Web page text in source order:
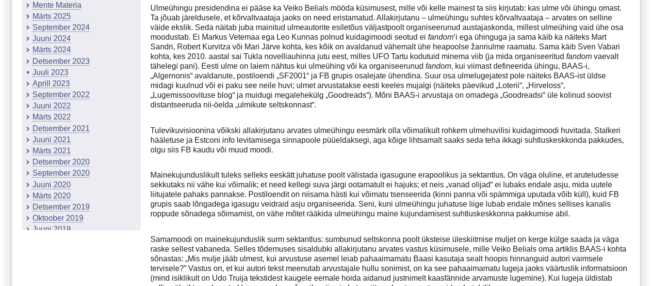
Mente Materia
Märts 2025
September 2024
Juuni 2024
Märts 2024
Detsember 2023
Juuli 2023
Aprill 2023
September 2022
Juuni 2022
Märts 2022
Detsember 2021
Juuni 2021
Märts 2021
Detsember 2020
September 2020
Juuni 2020
Märts 2020
Detsember 2019
Oktoober 2019
Juuni 2019
Ulmeühingu presidendina ei pääse ka Veiko Belials mööda küsimusest, mille või kelle mainest ta siis kirjutab: kas ulme või ühingu omast.
Ta jõuab järeldusele, et kõrvaltvaataja jaoks on need eristamatud. Allakirjutanu – ulmeühingu suhtes kõrvaltvaataja – arvates on selline
väide ekslik. Seda näitab juba mainitud ulmeautorite esiletõus väljastpoolt organiseerunud austajaskonda, millest ulmeühing vaid ühe osa
moodustab. Ei Markus Vetemaa ega Leo Kunnas polnud kuidagimoodi seotud eifandom’i ega ühinguga ja sama käib ka näiteks Mart
Sandri, Robert Kurvitza või Mari Järve kohta, kes kõik on avaldanud vähemalt ühe heapoolse žanriulme raamatu. Sama käib Sven Vabari
kohta, kes 2010. aastal sai Tukla novelliauhinna jutu eest, milles UFO Tartu kodutuid minema viib (ja mida organiseeritudfandom vaevalt
tähelegi pani). Eesti ulme on laiem nähtus kui ulmeühing või ka organiseerunudfandom, kui viimast defineerida ühingu, BAAS-i,
„Algernonis“ avaldanute, postiloendi „SF2001“ ja FB grupis osalejate ühendina. Suur osa ulmelugejatest pole näiteks BAAS-ist üldse
midagi kuulnud või ei paku see neile huvi; ulmet arvustatakse eesti keeles mujalgi (näiteks päevikud „Loterii“, „Hirveloss“,
„Lugemissoovituse blog“ ja muidugi megalehekülg „Goodreads“). Mõni BAAS-i arvustaja on omadega „Goodreadsi“ üle kolinud soovist
distantseeruda nii-öelda „ulmikute seltskonnast“.
Tulevikuvisioonina võikski allakirjutanu arvates ulmeühingu eesmärk olla võimalikult rohkem ulmehuvilisi kuidagimoodi huvitada. Stalkeri
hääletuse ja Estconi info levitamisega sinnapoole püüeldaksegi, aga kõige lihtsamalt saaks seda teha ikkagi suhtluskeskkonda pakkudes,
olgu siis FB kaudu või muud moodi.
Mainekujunduslikult tuleks selleks eeskätt juhatuse poolt välistada igasugune erapoolikus ja sektantlus. On väga oluline, et aruteludesse
sekkutaks nii vähe kui võimalik; et need kellegi suva järgi ootamatult ei hajuks; et neis „vanad olijad“ ei lubaks endale asju, mida uutele
liitujatele pahaks pannakse. Postiloendit on niisama hästi kui võimatu tsenseerida (kinni panna või spämmiga uputada võib küll), kuid FB
grupis saab lõngadega igasugu veidraid asju organiseerida. Seni, kuni ulmeühingu juhatuse liige lubab endale mõnes sellises kanalis
roppude sõnadega sõimamist, on vähe mõtet rääkida ulmeühingu maine kujundamisest suhtluskeskkonna pakkumise abil.
Samamoodi on mainekujunduslik surm sektantlus: sumbunud seltskonna poolt üksteise üleskiitmise muljet on kerge külge saada ja väga
raske sellest vabaneda. Selles tõdemuses sisaldubki allakirjutanu arvates vastus küsimusele, mille Veiko Belials oma artiklis BAAS-i kohta
sõnastas: „Mis mulje jääb ulmest, kui arvustuse asemel leiab pahaaimamatu Baasi kasutaja sealt hoopis hinnanguid autori vaimsele
tervisele?” Vastus on, et kui autori tekst meenutab arvustajale hullu sonimist, on ka see pahaaimamatu lugeja jaoks väärtuslik informatsioon
(mind isiklikult on Udo Truija tekstidest kaugele eemale hoida aidanud justnimelt kaasfännide arvamuste lugemine). Kui lugeja üldistab